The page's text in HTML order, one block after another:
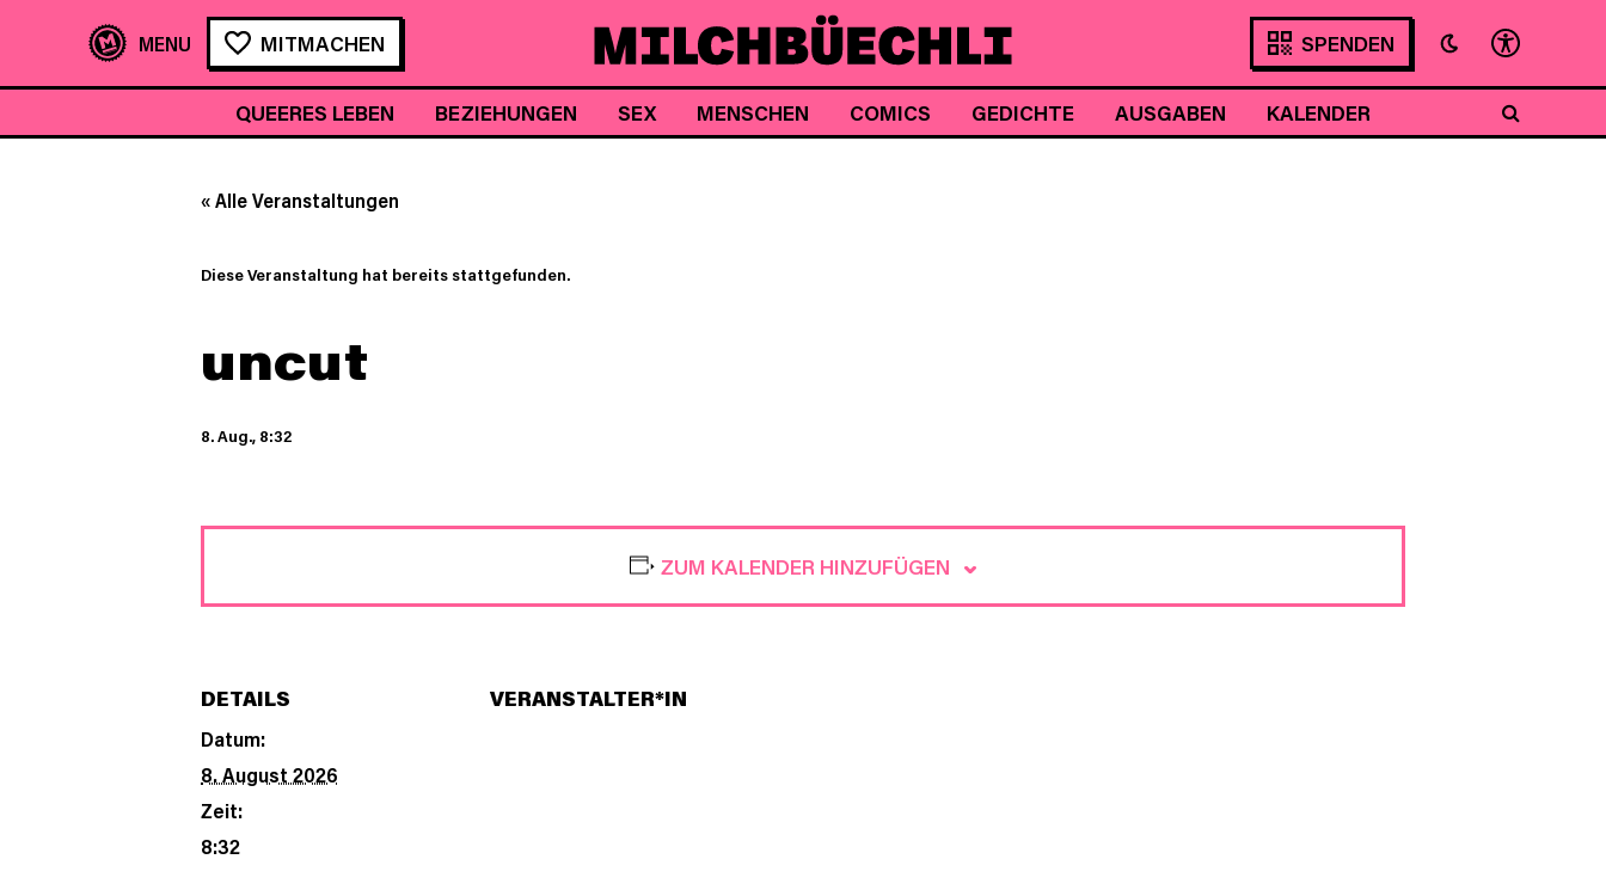
MITMACHEN SPENDEN
QUEERES LEBEN BEZIEHUNGEN SEX MENSCHEN COMICS GEDICHTE AUSGABEN KALENDER
« Alle Veranstaltungen
Diese Veranstaltung hat bereits stattgefunden.
uncut
8. Aug., 8:32
ZUM KALENDER HINZUFÜGEN
DETAILS
Datum:
8. August 2026
Zeit:
8:32
VERANSTALTER*IN